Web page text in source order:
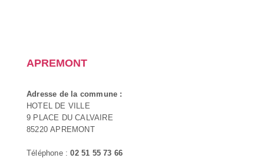
APREMONT
Adresse de la commune :
HOTEL DE VILLE
9 PLACE DU CALVAIRE
85220 APREMONT
Téléphone :02 51 55 73 66